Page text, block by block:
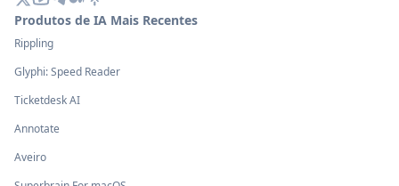
Produtos de IA Mais Recentes
Rippling
Glyphi: Speed Reader
Ticketdesk AI
Annotate
Aveiro